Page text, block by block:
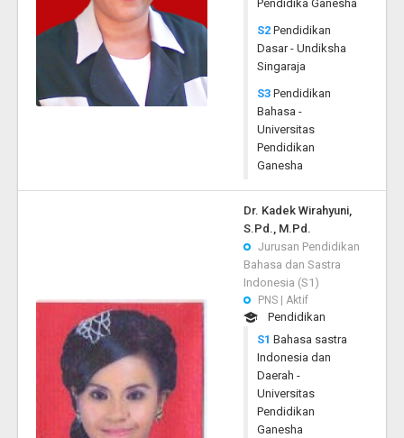
Pendidika Ganesha
S2 Pendidikan
Dasar - Undiksha
Singaraja
S3 Pendidikan
Bahasa -
Universitas
Pendidikan
Ganesha
Dr. Kadek Wirahyuni,
S.Pd., M.Pd.
Jurusan Pendidikan
Bahasa dan Sastra
Indonesia (S1)
PNS | Aktif
Pendidikan
S1 Bahasa sastra
Indonesia dan
Daerah -
Universitas
Pendidikan
Ganesha